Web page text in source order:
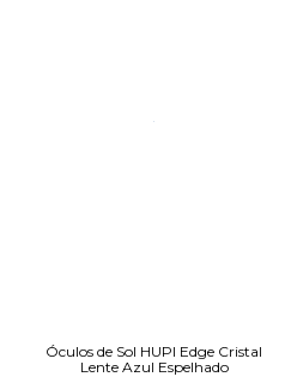
Óculos de Sol HUPI Edge Cristal
Lente Azul Espelhado